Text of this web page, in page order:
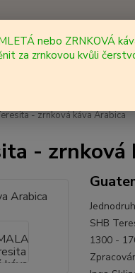
Nevíte si
+420
- zrnková káva Arabica
- zrnková
SHB
1300 -
nebo ZRNKOVÁ
za zrnkovou kvůli